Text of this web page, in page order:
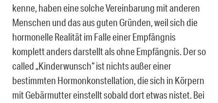
kenne, haben eine solche Vereinbarung mit anderen
Menschen und das aus guten Gründen, weil sich die
hormonelle Realität im Falle einer Empfängnis
komplett anders darstellt als ohne Empfängnis. Der so
called „Kinderwunsch“ ist nichts außer einer
bestimmten Hormonkonstellation, die sich in Körpern
mit Gebärmutter einstellt sobald dort etwas nistet. Bei